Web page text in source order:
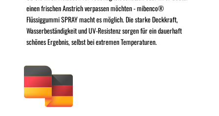
einen frischen Anstrich verpassen möchten - mibenco®
Flüssiggummi SPRAY macht es möglich. Die starke Deckkraft,
Wasserbeständigkeit und UV-Resistenz sorgen für ein dauerhaft
schönes Ergebnis, selbst bei extremen Temperaturen.